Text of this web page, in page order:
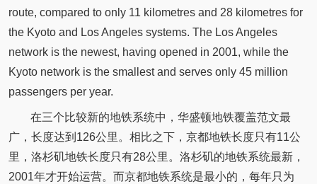
route, compared to only 11 kilometres and 28 kilometres for
the Kyoto and Los Angeles systems. The Los Angeles
network is the newest, having opened in 2001, while the
Kyoto network is the smallest and serves only 45 million
passengers per year.
在三个比较新的地铁系统中，华盛顿地铁覆盖范文最
广，长度达到126公里。相比之下，京都地铁长度只有11公
里，洛杉矶地铁长度只有28公里。洛杉矶的地铁系统最新，
2001年才开始运营。而京都地铁系统是最小的，每年只为